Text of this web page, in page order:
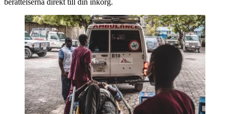
berättelserna direkt till din inkorg.